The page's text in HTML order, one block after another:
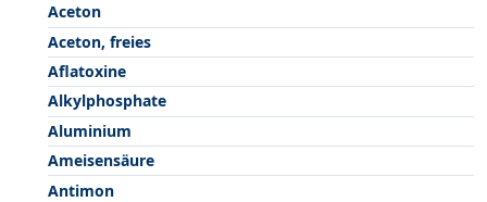
Aceton
Aceton, freies
Aflatoxine
Alkylphosphate
Aluminium
Ameisensäure
Antimon